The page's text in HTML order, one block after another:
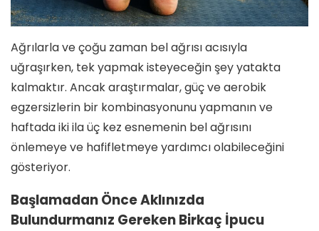
Ağrılarla ve çoğu zaman bel ağrısı acısıyla
uğraşırken, tek yapmak isteyeceğin şey yatakta
kalmaktır. Ancak araştırmalar, güç ve aerobik
egzersizlerin bir kombinasyonunu yapmanın ve
haftada iki ila üç kez esnemenin bel ağrısını
önlemeye ve hafifletmeye yardımcı olabileceğini
gösteriyor.
Başlamadan Önce Aklınızda
Bulundurmanız Gereken Birkaç İpucu